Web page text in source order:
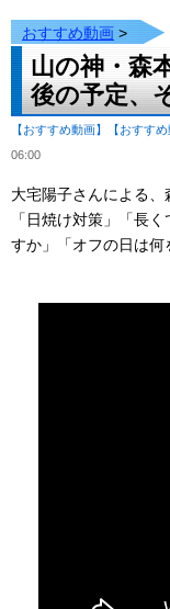
おすすめ動画 >
山の神・森
後の予定、
【おすすめ動画】 【おすす
06:00
大宅陽子さんによる、
「日焼け対策」「長
すか」「オフの日は何